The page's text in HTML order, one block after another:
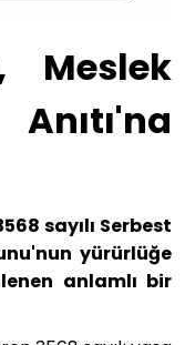
Meslek
sayılı Serbest
yürürlüğe
anlamlı bir